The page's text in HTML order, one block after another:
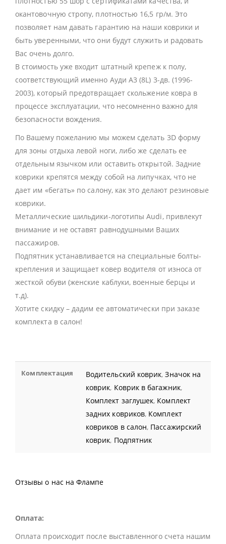
окантовочную стропу, плотностью 16,5 гр/м. Это
позволяет нам давать гарантию на наши коврики и
быть уверенными, что они будут служить и радовать
Вас очень долго.
В стоимость уже входит штатный крепеж к полу,
соответствующий именно Ауди А3 (8L) 3-дв. (1996-
2003), который предотвращает скольжение ковра в
процессе эксплуатации, что несомненно важно для
безопасности вождения.
По Вашему пожеланию мы можем сделать 3D форму
для зоны отдыха левой ноги, либо же сделать ее
отдельным язычком или оставить открытой. Задние
коврики крепятся между собой на липучках, что не
дает им «бегать» по салону, как это делают резиновые
коврики.
Металлические шильдики-логотипы Audi, привлекут
внимание и не оставят равнодушными Ваших
пассажиров.
Подпятник устанавливается на специальные болты-
крепления и защищает ковер водителя от износа от
жесткой обуви (женские каблуки, военные берцы и
т.д).
Хотите скидку – дадим ее автоматически при заказе
комплекта в салон!
Комплектация Водительский коврик,Значок на
коврик, Коврик в багажник,
Комплект заглушек, Комплект
задних ковриков, Комплект
ковриков в салон, Пассажирский
коврик, Подпятник
Отзывы о нас на Флампе
Оплата:
Оплата происходит после выставленного счета нашим